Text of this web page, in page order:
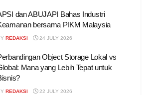
dan ABUJAPI Bahas Industri
bersama PIKM Malaysia
REDAKSI 24 JULY 2026
Object Storage Lokal vs
Mana yang Lebih Tepat untuk
REDAKSI 22 JULY 2026